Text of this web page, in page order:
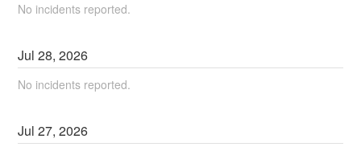
No incidents reported.
Jul28,2026
No incidents reported.
Jul27,2026